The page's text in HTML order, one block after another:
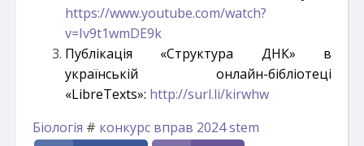
https://www.youtube.com/watch?
v=Iv9t1wmDE9k
Публікація «Структура ДНК» в
українській онлайн-бібліотеці
«LibreTexts»: http://surl.li/kirwhw
Біологія # конкурс вправ 2024 stem